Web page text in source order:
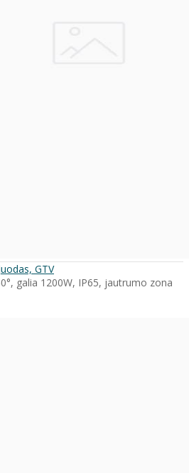
GTV
galia 1200W, IP65, jautrumo zona